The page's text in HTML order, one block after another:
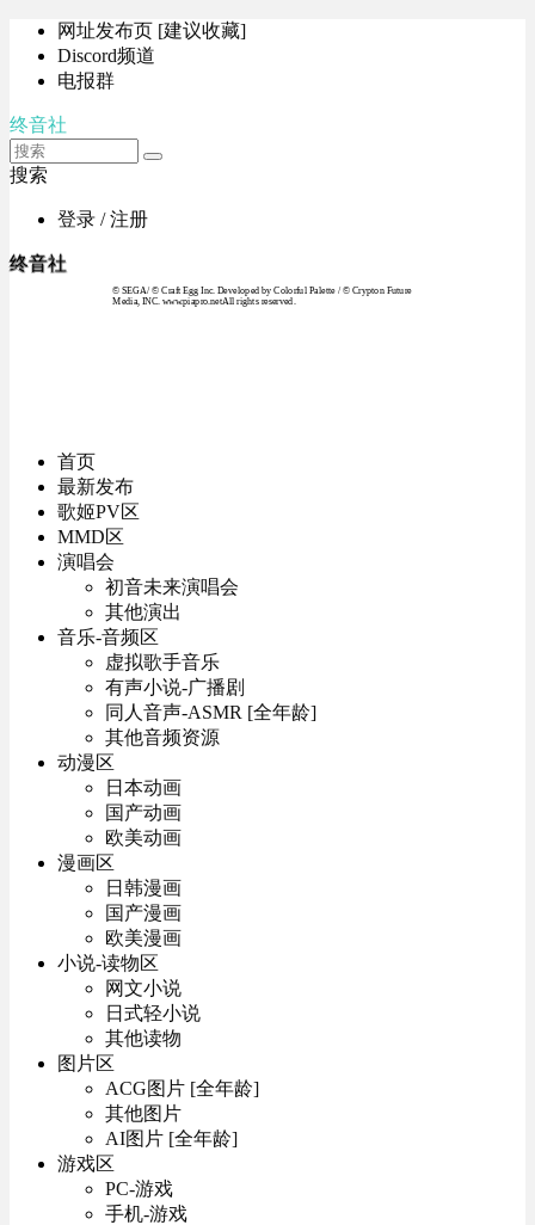
网址发布页 [建议收藏]
Discord频道
电报群
终音社
搜索
登录 / 注册
终音社
© SEGA / © Craft Egg Inc. Developed by Colorful Palette / © Crypton Future
Media, INC. www.piapro.netAll rights reserved.
首页
最新发布
歌姬PV区
MMD区
演唱会
初音未来演唱会
其他演出
音乐-音频区
虚拟歌手音乐
有声小说-广播剧
同人音声-ASMR [全年龄]
其他音频资源
动漫区
日本动画
国产动画
欧美动画
漫画区
日韩漫画
国产漫画
欧美漫画
小说-读物区
网文小说
日式轻小说
其他读物
图片区
ACG图片 [全年龄]
其他图片
AI图片 [全年龄]
游戏区
PC-游戏
手机-游戏